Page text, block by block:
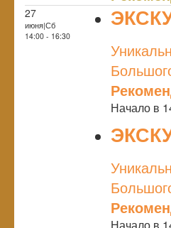
27
июня|Сб
14:00 - 16:30
Начало в